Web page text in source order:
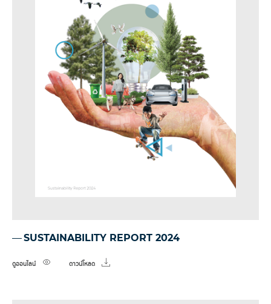
SUSTAINABILITY REPORT 2024
ดูออนไลน์ ดาวน์โหลด